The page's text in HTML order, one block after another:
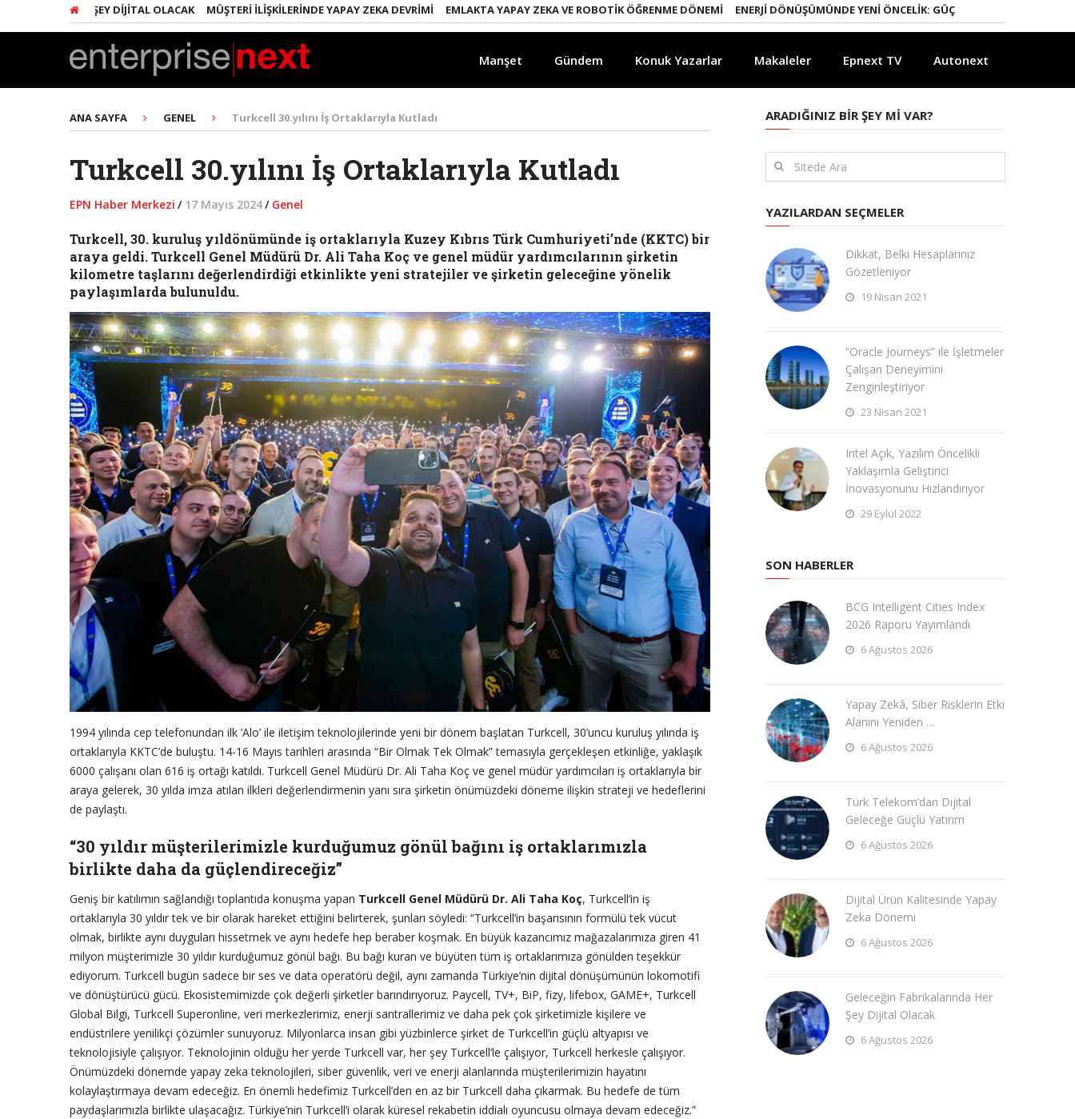
HER ŞEY DIJITAL OLACAK MÜŞTERI İLIŞKILERINDE YAPAY ZEKA DEVRIMI EMLAKTA YAPAY ZEKA VE ROBOTIK ÖĞRENME DÖNEMI ENERJI DÖNÜŞÜMÜNDE YENI ÖNCELIK: GÜÇLÜ ELEKTRIK ŞEBEKELERI
Manşet Gündem Konuk Yazarlar Makaleler Epnext TV Autonext
ANA SAYFA GENEL Turkcell 30.yılını İş Ortaklarıyla Kutladı
Turkcell 30.yılını İş Ortaklarıyla Kutladı
EPN Haber Merkezi / 17 Mayıs 2024/ Genel
Turkcell, 30. kuruluş yıldönümünde iş ortaklarıyla Kuzey Kıbrıs Türk Cumhuriyeti’nde (KKTC) bir
araya geldi. Turkcell Genel Müdürü Dr. Ali Taha Koç ve genel müdür yardımcılarının şirketin
kilometre taşlarını değerlendirdiği etkinlikte yeni stratejiler ve şirketin geleceğine yönelik
paylaşımlarda bulunuldu.
1994 yılında cep telefonundan ilk ‘Alo’ ile iletişim teknolojilerinde yeni bir dönem başlatan Turkcell, 30’uncu kuruluş yılında iş
ortaklarıyla KKTC’de buluştu. 14-16 Mayıs tarihleri arasında “Bir Olmak Tek Olmak” temasıyla gerçekleşen etkinliğe, yaklaşık
6000 çalışanı olan 616 iş ortağı katıldı. Turkcell Genel Müdürü Dr. Ali Taha Koç ve genel müdür yardımcıları iş ortaklarıyla bir
araya gelerek, 30 yılda imza atılan ilkleri değerlendirmenin yanı sıra şirketin önümüzdeki döneme ilişkin strateji ve hedeflerini
de paylaştı.
“30 yıldır müşterilerimizle kurduğumuz gönül bağını iş ortaklarımızla
birlikte daha da güçlendireceğiz”
Geniş bir katılımın sağlandığı toplantıda konuşma yapan Turkcell Genel Müdürü Dr. Ali Taha Koç, Turkcell’in iş
ortaklarıyla 30 yıldır tek ve bir olarak hareket ettiğini belirterek, şunları söyledi: “Turkcell’in başarısının formülü tek vücut
olmak, birlikte aynı duyguları hissetmek ve aynı hedefe hep beraber koşmak. En büyük kazancımız mağazalarımıza giren 41
milyon müşterimizle 30 yıldır kurduğumuz gönül bağı. Bu bağı kuran ve büyüten tüm iş ortaklarımıza gönülden teşekkür
ediyorum. Turkcell bugün sadece bir ses ve data operatörü değil, aynı zamanda Türkiye’nin dijital dönüşümünün lokomotifi
ve dönüştürücü gücü. Ekosistemimizde çok değerli şirketler barındırıyoruz. Paycell, TV+, BiP, fizy, lifebox, GAME+, Turkcell
Global Bilgi, Turkcell Superonline, veri merkezlerimiz, enerji santrallerimiz ve daha pek çok şirketimizle kişilere ve
endüstrilere yenilikçi çözümler sunuyoruz. Milyonlarca insan gibi yüzbinlerce şirket de Turkcell’in güçlü altyapısı ve
teknolojisiyle çalışıyor. Teknolojinin olduğu her yerde Turkcell var, her şey Turkcell’le çalışıyor, Turkcell herkesle çalışıyor.
Önümüzdeki dönemde yapay zeka teknolojileri, siber güvenlik, veri ve enerji alanlarında müşterilerimizin hayatını
kolaylaştırmaya devam edeceğiz. En önemli hedefimiz Turkcell’den en az bir Turkcell daha çıkarmak. Bu hedefe de tüm
paydaşlarımızla birlikte ulaşacağız. Türkiye’nin Turkcell’i olarak küresel rekabetin iddialı oyuncusu olmaya devam edeceğiz.”
ARADIĞINIZ BIR ŞEY MI VAR?
YAZILARDAN SEÇMELER
Dikkat, Belki Hesaplarınız
Gözetleniyor
19 Nisan 2021
“Oracle Journeys” ile İşletmeler
Çalışan Deneyimini
Zenginleştiriyor
23 Nisan 2021
Intel Açık, Yazılım Öncelikli
Yaklaşımla Geliştirici
İnovasyonunu Hızlandırıyor
29 Eylül 2022
SON HABERLER
BCG Intelligent Cities Index
2026 Raporu Yayımlandı
6 Ağustos 2026
Yapay Zekâ, Siber Risklerin Etki
Alanını Yeniden …
6 Ağustos 2026
Türk Telekom’dan Dijital
Geleceğe Güçlü Yatırım
6 Ağustos 2026
Dijital Ürün Kalitesinde Yapay
Zeka Dönemi
6 Ağustos 2026
Geleceğin Fabrikalarında Her
Şey Dijital Olacak
6 Ağustos 2026